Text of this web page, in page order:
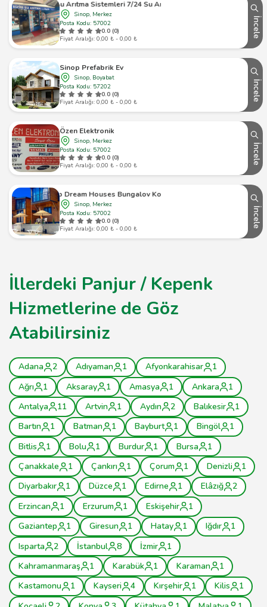
Bizim Su Arıtma Sistemleri 7/24 Su Arıtma Servisi
Sinop, Merkez
Posta Kodu: 57002
0.0 (0)
Fiyat Aralığı: 0,00 ₺ - 0,00 ₺
İncele
Sinop Prefabrik Ev
Sinop, Boyabat
Posta Kodu: 57202
0.0 (0)
Fiyat Aralığı: 0,00 ₺ - 0,00 ₺
İncele
Özen Elektronik
Sinop, Merkez
Posta Kodu: 57002
0.0 (0)
Fiyat Aralığı: 0,00 ₺ - 0,00 ₺
İncele
Sinop Dream Houses Bungalov Konaklama
Sinop, Merkez
Posta Kodu: 57002
0.0 (0)
Fiyat Aralığı: 0,00 ₺ - 0,00 ₺
İncele
İllerdeki Panjur / Kepenk
Hizmetlerine de Göz
Atabilirsiniz
Adana 2 Adıyaman 1 Afyonkarahisar
1
Ağrı
1 Aksaray 1 Amasya 1 Ankara
1
Antalya
11 Artvin 1 Aydın 2 Balıkesir
1
Bartın
1 Batman 1 Bayburt 1 Bingöl
1
Bitlis
1 Bolu 1 Burdur 1 Bursa
1
Çanakkale
1 Çankırı 1 Çorum 1 Denizli
1
Diyarbakır
1 Düzce 1 Edirne 1 Elâzığ
2
Erzincan
1 Erzurum 1 Eskişehir
1
Gaziantep
1 Giresun 1 Hatay 1 Iğdır
1
Isparta
2 İstanbul 8 İzmir
1
Kahramanmaraş
1 Karabük 1 Karaman
1
Kastamonu
1 Kayseri 4 Kırşehir 1 Kilis
1